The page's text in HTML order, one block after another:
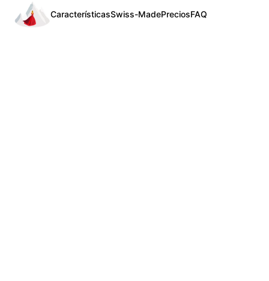
CaracterísticasSwiss-MadePreciosFAQ